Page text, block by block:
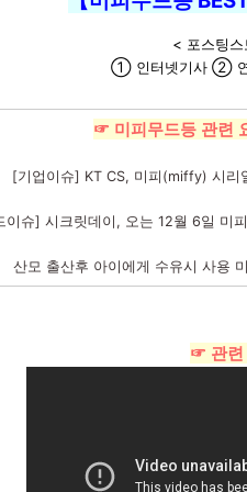
< 포스팅
① 인터넷기사 ②
☞ 미피무드등 관련
[기업이슈] KT CS, 미피(miffy) 시리
이슈] 시크릿데이, 오는 12월 6일 미
산모 출산후 아이에게 수유시 사용
☞ 관